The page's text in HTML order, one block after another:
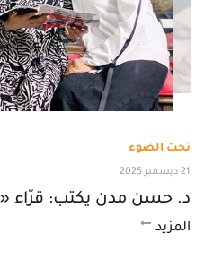
تحت الضوء
21 ديسمبر 2025
د. حسن مدن يكتب: قرّاء
المزيد